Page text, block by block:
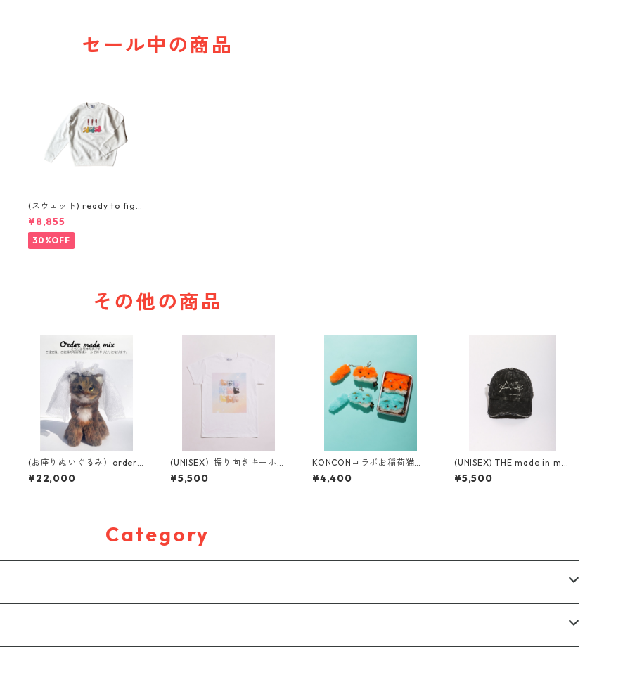
セール中の商品
(スウェット) ready to figh
t (WHITE)
¥8,855
30%OFF
その他の商品
(お座りぬいぐるみ）order
made mix
¥22,000
(UNISEX）振り向きキーホル
ダーTシャツ
¥5,500
KONCONコラボお稲荷猫さ
んキーホルダー
¥4,400
(UNISEX) THE made in mix
ダメージキャップ
¥5,500
Category